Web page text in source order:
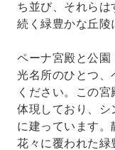
ち並び、それらは
続く緑豊かな丘陵
ペーナ宮殿と公園
光名所のひとつ、
ください。この
体現しており、シ
に建っています
花々に覆われた緑